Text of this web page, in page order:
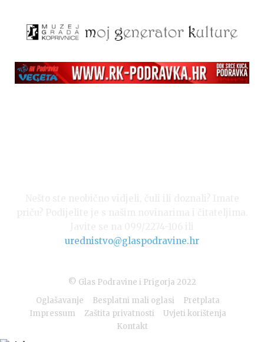
urednistvo@glaspodravine.hr
© Glas Podravine i Prigorja 2022
Oglašavanje
Besplatni mali oglasi
Pretplata
Impressum
Zaštita privatnosti
Uvjeti korištenja
Kontakt